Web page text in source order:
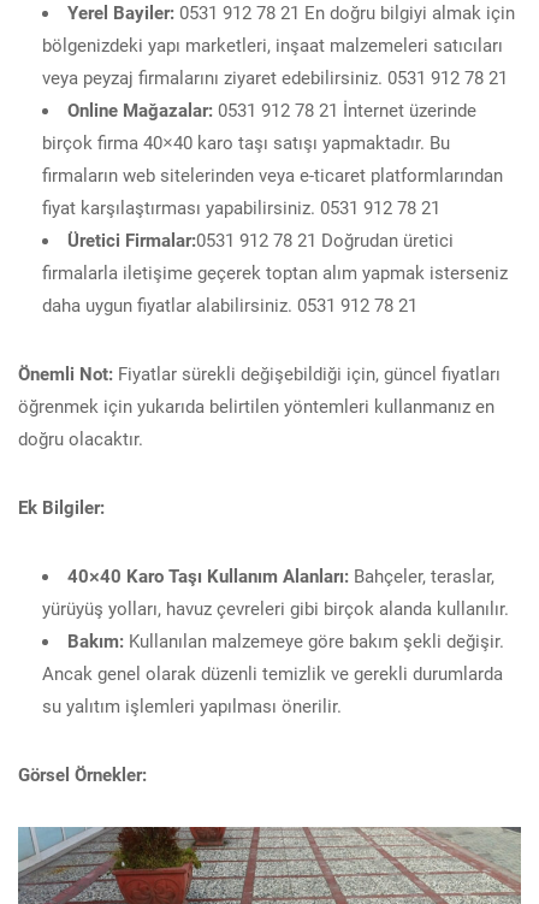
Yerel Bayiler: 0531 912 78 21 En doğru bilgiyi almak için
bölgenizdeki yapı marketleri, inşaat malzemeleri satıcıları
veya peyzaj firmalarını ziyaret edebilirsiniz. 0531 912 78 21
Online Mağazalar: 0531 912 78 21 İnternet üzerinde
birçok firma 40×40 karo taşı satışı yapmaktadır. Bu
firmaların web sitelerinden veya e-ticaret platformlarından
fiyat karşılaştırması yapabilirsiniz. 0531 912 78 21
Üretici Firmalar:0531 912 78 21 Doğrudan üretici
firmalarla iletişime geçerek toptan alım yapmak isterseniz
daha uygun fiyatlar alabilirsiniz. 0531 912 78 21
Önemli Not: Fiyatlar sürekli değişebildiği için, güncel fiyatları
öğrenmek için yukarıda belirtilen yöntemleri kullanmanız en
doğru olacaktır.
Ek Bilgiler:
40×40 Karo Taşı Kullanım Alanları: Bahçeler, teraslar,
yürüyüş yolları, havuz çevreleri gibi birçok alanda kullanılır.
Bakım: Kullanılan malzemeye göre bakım şekli değişir.
Ancak genel olarak düzenli temizlik ve gerekli durumlarda
su yalıtım işlemleri yapılması önerilir.
Görsel Örnekler: